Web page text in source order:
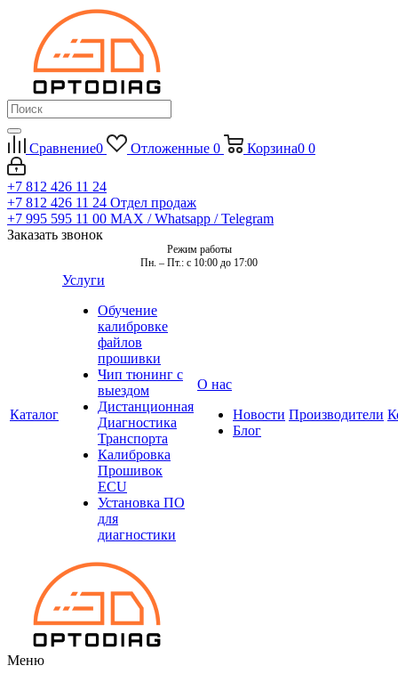
Сравнение0 Отложенные 0 Корзина0 0
+7 812 426 11 24
+7 812 426 11 24 Отдел продаж
+7 995 595 11 00 MAX / Whatsapp / Telegram
Заказать звонок
Режим работы
Пн. – Пт.: с 10:00 до 17:00
Каталог
Услуги
Обучение
калибровке
файлов
прошивки
Чип тюнинг с
выездом
Дистанционная
Диагностика
Транспорта
Калибровка
Прошивок
ECU
Установка ПО
для
диагностики
О нас
Новости
Блог
Производители
Меню